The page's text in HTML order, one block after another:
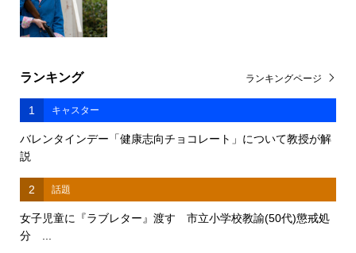
ランキング
1 キャスター
バレンタインデー「健康志向チョコレート」について教授が解
説
2 話題
女子児童に『ラブレター』渡す 市立小学校教諭(50代)懲戒処
分 ...
ランキングページ